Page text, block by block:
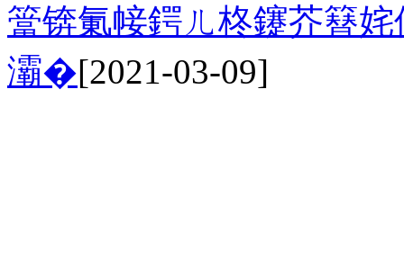
簹锛氭帹鍔ㄦ柊鑳芥簮
灞�[2021-03-09]